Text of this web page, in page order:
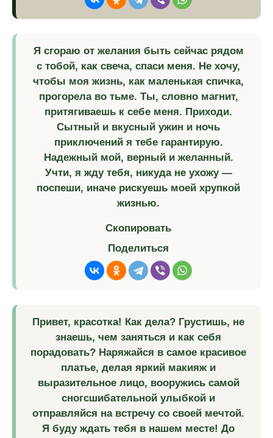
Я сгораю от желания быть сейчас рядом
с тобой, как свеча, спаси меня. Не хочу,
чтобы моя жизнь, как маленькая спичка,
прогорела во тьме. Ты, словно магнит,
притягиваешь к себе меня. Приходи.
Сытный и вкусный ужин и ночь
приключений я тебе гарантирую.
Надежный мой, верный и желанный.
Учти, я жду тебя, никуда не ухожу —
поспеши, иначе рискуешь моей хрупкой
жизнью.
Скопировать
Поделиться
Привет, красотка! Как дела? Грустишь, не
знаешь, чем заняться и как себя
порадовать? Наряжайся в самое красивое
платье, делая яркий макияж и
выразительное лицо, вооружись самой
сногсшибательной улыбкой и
отправляйся на встречу со своей мечтой.
Я буду ждать тебя в нашем месте! До